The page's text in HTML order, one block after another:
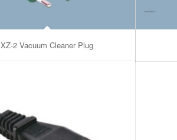
XZ-2 Vacuum Cleaner Plug